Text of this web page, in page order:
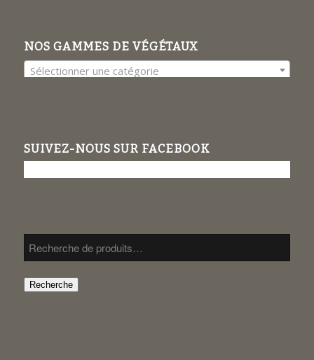
NOS GAMMES DE VÉGÉTAUX
Sélectionner une catégorie
SUIVEZ-NOUS SUR FACEBOOK
Recherche